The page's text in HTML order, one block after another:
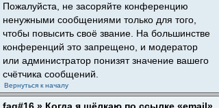
Пожалуйста, не засоряйте конференцию
ненужными сообщениями только для того,
чтобы повысить своё звание. На большинстве
конференций это запрещено, и модератор
или администратор понизят значение вашего
счётчика сообщений.
Вернуться к началу